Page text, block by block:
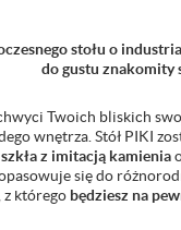
stołu o
do gustu znakomity
Twoich bliskich
wnętrza. Stół PIKI
z imitacją kamienia
się do
z którego będziesz na